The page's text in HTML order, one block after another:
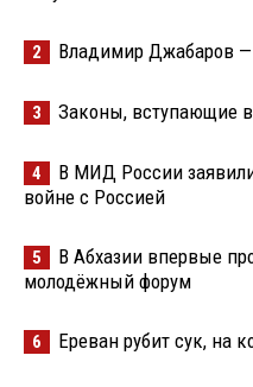
2 Владимир Джабаров
3 Законы, вступающие в
4
В МИД России
войне с Россией
5
В Абхазии впервые
молодёжный форум
6 Ереван рубит сук, на